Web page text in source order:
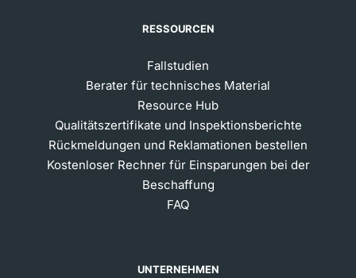
RESSOURCEN
Fallstudien
Berater für technisches Material
Resource Hub
Qualitätszertifikate und Inspektionsberichte
Rückmeldungen und Reklamationen bestellen
Kostenloser Rechner für Einsparungen bei der
Beschaffung
FAQ
UNTERNEHMEN